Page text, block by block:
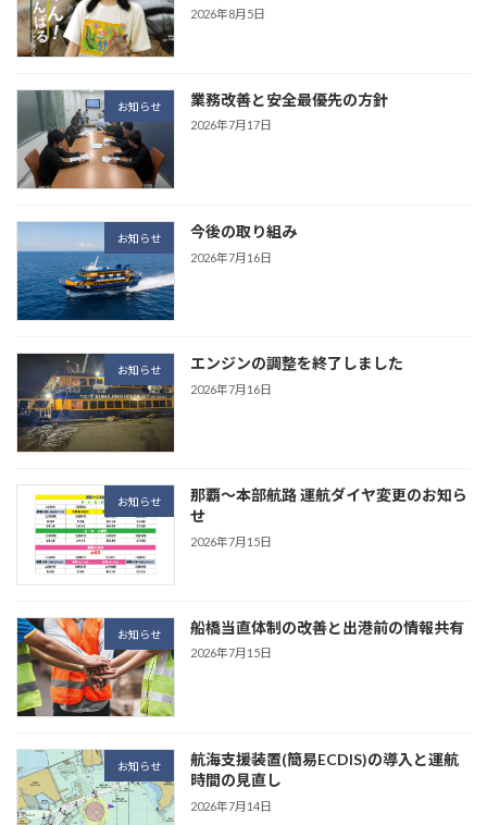
2026年8月5日
お知らせ 業務改善と安全最優先の方針
2026年7月17日
お知らせ 今後の取り組み
2026年7月16日
お知らせ エンジンの調整を終了しました
2026年7月16日
お知らせ
那覇～本部航路 運航ダイヤ変更のお知ら
せ
2026年7月15日
お知らせ 船橋当直体制の改善と出港前の情報共有
2026年7月15日
お知らせ
航海支援装置(簡易ECDIS)の導入と運航
時間の見直し
2026年7月14日